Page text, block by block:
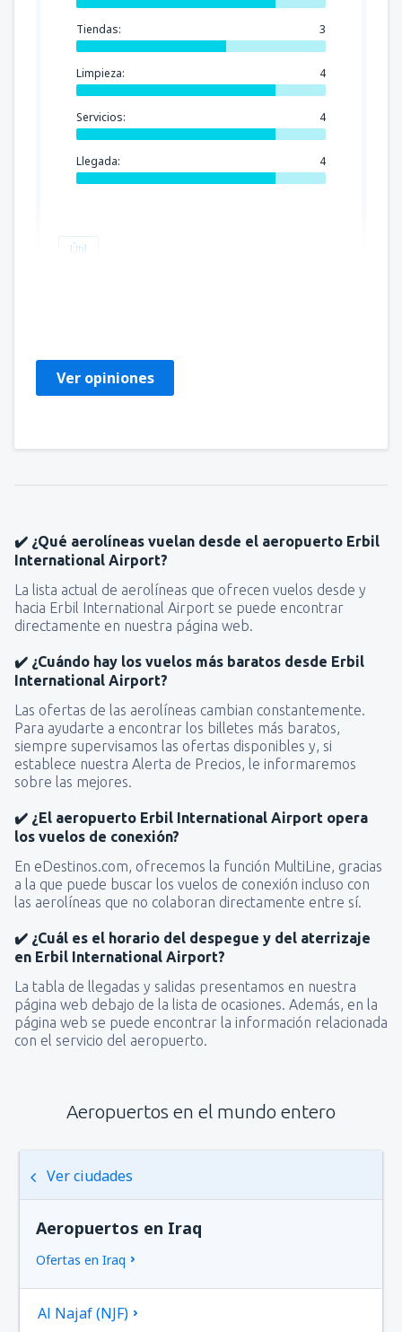
Tiendas: 3
Limpieza: 4
Servicios: 4
Llegada: 4
Útil
Ver opiniones
✔️ ¿Qué aerolíneas vuelan desde el aeropuerto Erbil
International Airport?
La lista actual de aerolíneas que ofrecen vuelos desde y
hacia Erbil International Airport se puede encontrar
directamente en nuestra página web.
✔️ ¿Cuándo hay los vuelos más baratos desde Erbil
International Airport?
Las ofertas de las aerolíneas cambian constantemente.
Para ayudarte a encontrar los billetes más baratos,
siempre supervisamos las ofertas disponibles y, si
establece nuestra Alerta de Precios, le informaremos
sobre las mejores.
✔️ ¿El aeropuerto Erbil International Airport opera
los vuelos de conexión?
En eDestinos.com, ofrecemos la función MultiLine, gracias
a la que puede buscar los vuelos de conexión incluso con
las aerolíneas que no colaboran directamente entre sí.
✔️ ¿Cuál es el horario del despegue y del aterrizaje
en Erbil International Airport?
La tabla de llegadas y salidas presentamos en nuestra
página web debajo de la lista de ocasiones. Además, en la
página web se puede encontrar la información relacionada
con el servicio del aeropuerto.
Aeropuertos en el mundo entero
Ver ciudades
Aeropuertos en Iraq
Ofertas en Iraq
Al Najaf (NJF)